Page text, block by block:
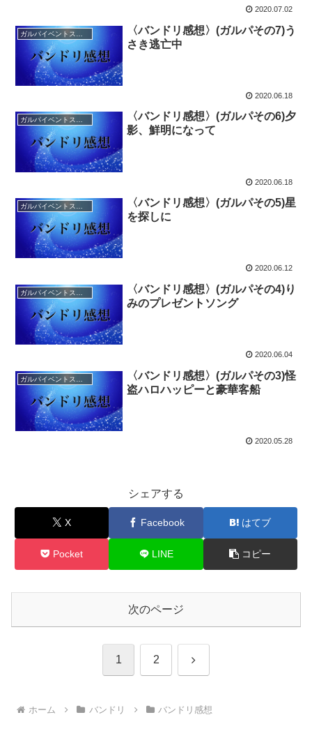
2020.07.02
〈バンドリ感想〉(ガルパその7)う
さき逃亡中
2020.06.18
ガルパイベントストーリー感想
〈バンドリ感想〉(ガルパその6)夕
影、鮮明になって
2020.06.18
〈バンドリ感想〉(ガルパその5)星
を探しに
2020.06.12
〈バンドリ感想〉(ガルパその4)り
みのプレゼントソング
2020.06.04
〈バンドリ感想〉(ガルパその3)怪
盗ハロハッピーと豪華客船
2020.05.28
シェアする
X Facebook はてブ
Pocket LINE コピー
次のページ
1 2 次
ホーム バンドリ バンドリ感想